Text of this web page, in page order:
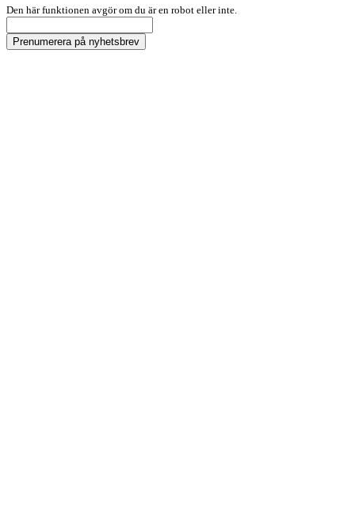
Den här funktionen avgör om du är en robot eller inte.